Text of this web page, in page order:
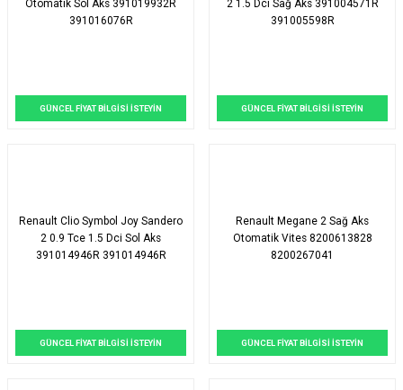
Otomatik Sol Aks 391019932R
391016076R
GÜNCEL FİYAT BİLGİSİ İSTEYİN
2 1.5 Dci Sağ Aks 391004571R
391005598R
GÜNCEL FİYAT BİLGİSİ İSTEYİN
Renault Clio Symbol Joy Sandero
2 0.9 Tce 1.5 Dci Sol Aks
391014946R 391014946R
GÜNCEL FİYAT BİLGİSİ İSTEYİN
Renault Megane 2 Sağ Aks
Otomatik Vites 8200613828
8200267041
GÜNCEL FİYAT BİLGİSİ İSTEYİN